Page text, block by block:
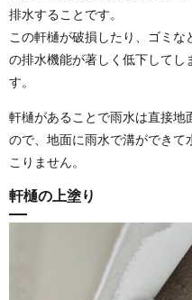
排水することです。
この軒樋が破損したり、ゴミ
の排水機能が著しく低下してし
す。
軒樋があることで雨水は直接地
ので、地面に雨水で溝ができて
こりません。
軒樋の上塗り